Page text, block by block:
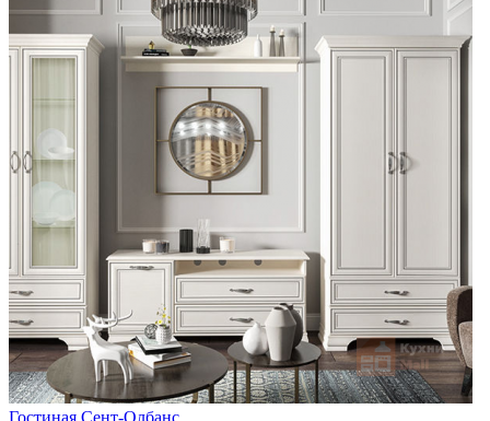
Гостиная Сент-Олбанс